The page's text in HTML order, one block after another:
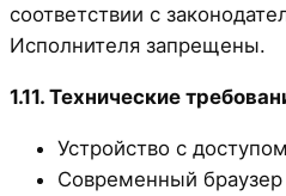
соответствии с
Исполнителя запрещены.
1.11. Технические
Устройство с
Современный браузер